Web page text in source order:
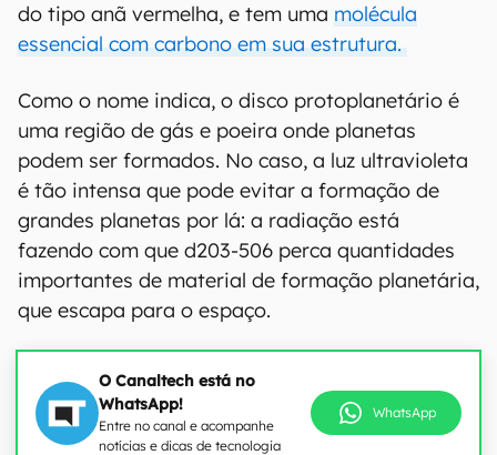
do tipo anã vermelha, e tem uma molécula
essencial com carbono em sua estrutura.
Como o nome indica, o disco protoplanetário é
uma região de gás e poeira onde planetas
podem ser formados. No caso, a luz ultravioleta
é tão intensa que pode evitar a formação de
grandes planetas por lá: a radiação está
fazendo com que d203-506 perca quantidades
importantes de material de formação planetária,
que escapa para o espaço.
O Canaltech está no
WhatsApp!
Entre no canal e acompanhe
notícias e dicas de tecnologia
WhatsApp